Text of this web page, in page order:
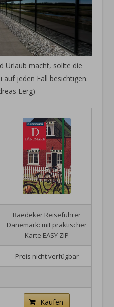
Urlaub macht, sollte die
auf jeden Fall besichtigen.
Lerg)
Baedeker Reiseführer
Dänemark: mit praktischer
Karte EASY ZIP
Preis nicht verfügbar
-
Kaufen